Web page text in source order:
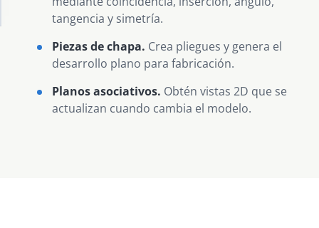
tangencia y simetría.
Piezas de chapa. Crea pliegues y genera el
desarrollo plano para fabricación.
Planos asociativos. Obtén vistas 2D que se
actualizan cuando cambia el modelo.